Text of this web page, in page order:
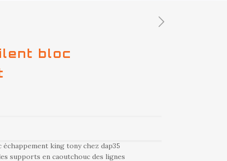
bloc
king tony chez dap35
supports en caoutchouc des lignes